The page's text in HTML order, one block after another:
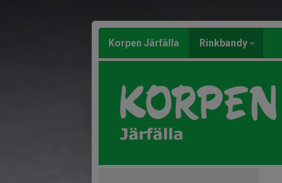
Korpen Järfälla Rinkbandy